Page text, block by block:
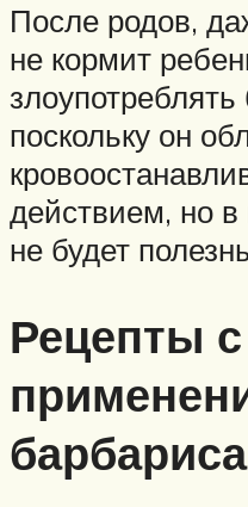
После родов,
не кормит
поскольку он
действием, но в
не будет
Рецепты с
барбариса